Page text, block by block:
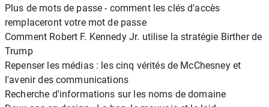
Plus de mots de passe - comment les clés d'accès
remplaceront votre mot de passe
Comment Robert F. Kennedy Jr. utilise la stratégie Birther de
Trump
Repenser les médias : les cinq vérités de McChesney et
l'avenir des communications
Recherche d'informations sur les noms de domaine